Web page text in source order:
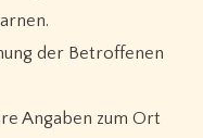
der Betroffenen
Angaben zum Ort